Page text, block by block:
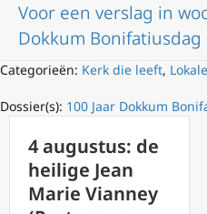
Voor een verslag in
Dokkum
Categorieën: Kerk die leeft,
Dossier(s): 100 Jaar Dokkum
4 augustus: de
heilige Jean
Marie Vianney